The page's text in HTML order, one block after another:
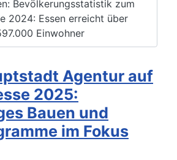
Bevölkerungsstatistik zum
2024: Essen erreicht über
Einwohner
Agentur auf
2025:
Bauen und
im Fokus